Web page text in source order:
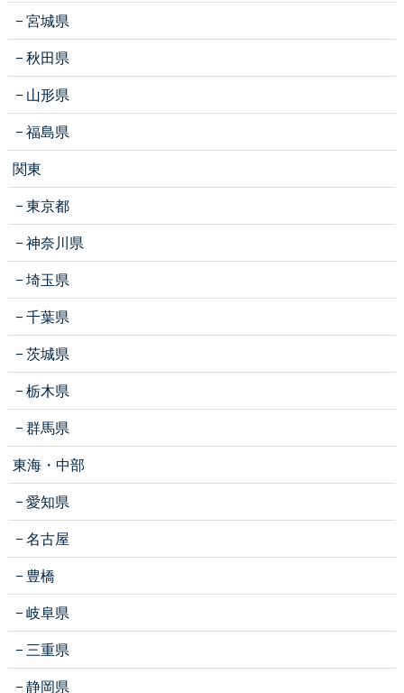
宮城県
秋田県
山形県
福島県
関東
東京都
神奈川県
埼玉県
千葉県
茨城県
栃木県
群馬県
東海・中部
愛知県
名古屋
豊橋
岐阜県
三重県
静岡県